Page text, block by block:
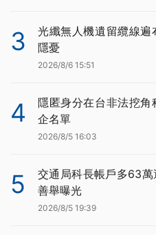
3
光纖無人機遺留纜線
隱憂
2026/8/6 15:51
4
隱匿身分在台非法挖角
企名單
2026/8/5 16:03
5
交通局科長帳戶多63
善舉曝光
2026/8/5 19:39